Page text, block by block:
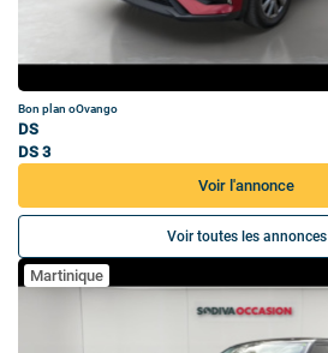
Bon plan oOvango
DS
DS 3
Voir l'annonce
Voir toutes les annonces
Martinique